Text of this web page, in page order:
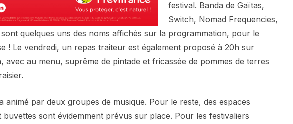
festival. Banda de Gaïtas,
Switch, Nomad Frequencies,
quelques uns des noms affichés sur la programmation, pour le
! Le vendredi, un repas traiteur est également proposé à 20h sur
avec au menu, suprême de pintade et fricassée de pommes de terres
animé par deux groupes de musique. Pour le reste, des espaces
buvettes sont évidemment prévus sur place. Pour les festivaliers